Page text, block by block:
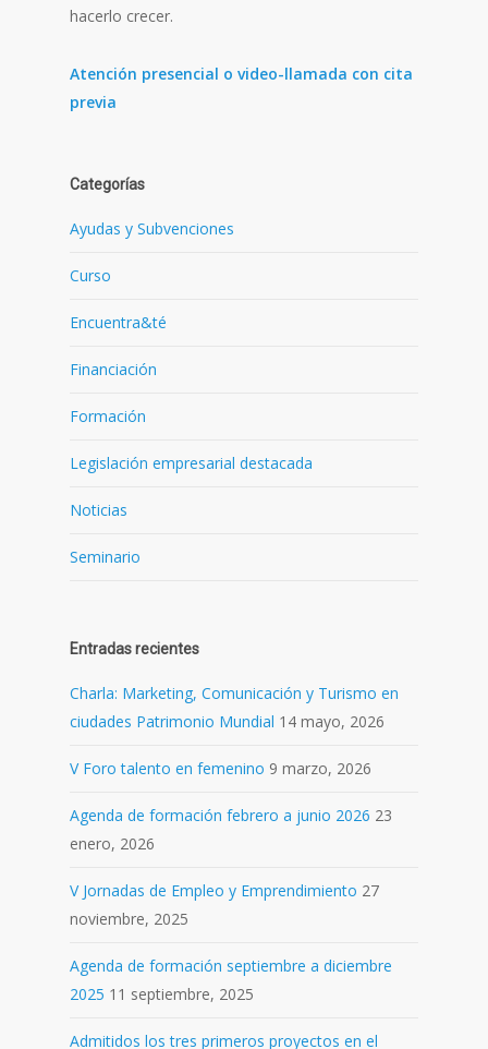
hacerlo crecer.
Atención presencial o video-llamada con cita
previa
Categorías
Ayudas y Subvenciones
Curso
Encuentra&té
Financiación
Formación
Legislación empresarial destacada
Noticias
Seminario
Entradas recientes
Charla: Marketing, Comunicación y Turismo en
ciudades Patrimonio Mundial 14 mayo, 2026
V Foro talento en femenino 9 marzo, 2026
Agenda de formación febrero a junio 2026 23
enero, 2026
V Jornadas de Empleo y Emprendimiento 27
noviembre, 2025
Agenda de formación septiembre a diciembre
2025 11 septiembre, 2025
Admitidos los tres primeros proyectos en el